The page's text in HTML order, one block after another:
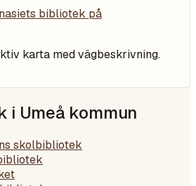
bibliotek på
karta med vägbeskrivning.
i Umeå kommun
skolbibliotek